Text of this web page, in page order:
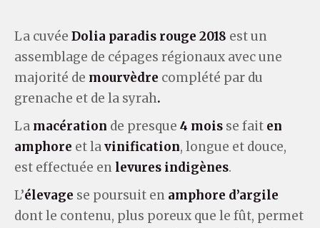
La cuvée Dolia paradis rouge 2018 est un
assemblage de cépages régionaux avec une
majorité de mourvèdre complété par du
grenache et de la syrah.
La macération de presque 4 mois se fait en
amphore et lavinification, longue et douce,
est effectuée en levures indigènes.
L’élevage se poursuit en amphore d’argile
dont le contenu, plus poreux que le fût, permet